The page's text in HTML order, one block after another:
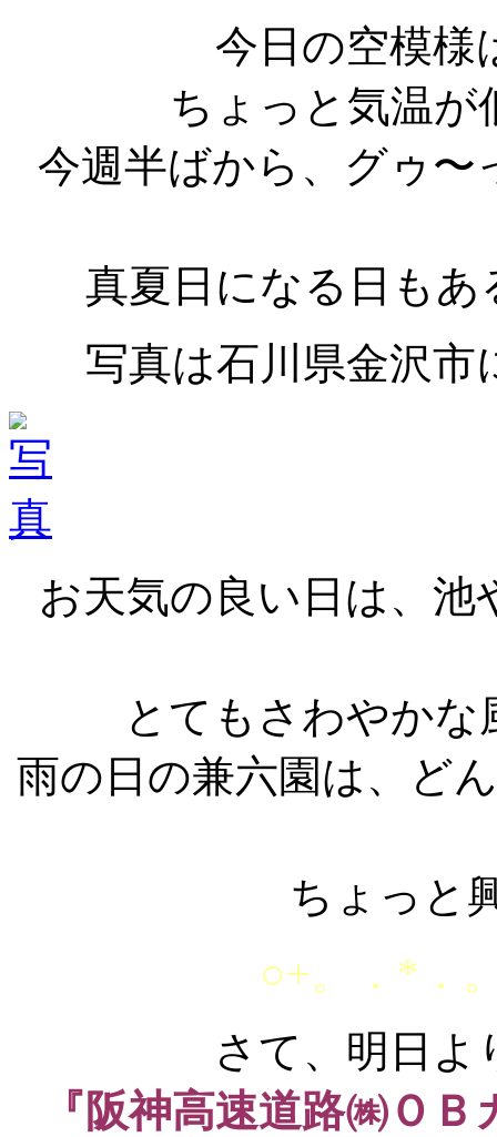
今日の空模様
ちょっと気温が
今週半ばから、グゥ
真夏日になる日もあ
写真は石川県金沢
お天気の良い日は、
とてもさわやか
雨の日の兼六園は、ど
ちょっと
○+。．*．
さて、明日よ
『阪神高速道路㈱Ｏ